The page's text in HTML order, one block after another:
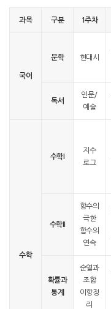
과목 구분 1주차
국어
문학 현대시
독서
인문/
예술
수학
수학I
지수
로그
수학II
함수의
극한
함수의
연속
확률과
통계
순열과
조합
이항정
리